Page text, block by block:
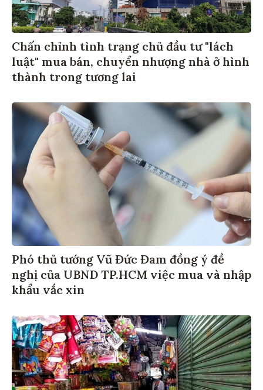
Chấn chỉnh tình trạng chủ đầu tư "lách
luật" mua bán, chuyển nhượng nhà ở hình
thành trong tương lai
Phó thủ tướng Vũ Đức Đam đồng ý đề
nghị của UBND TP.HCM việc mua và nhập
khẩu vắc xin